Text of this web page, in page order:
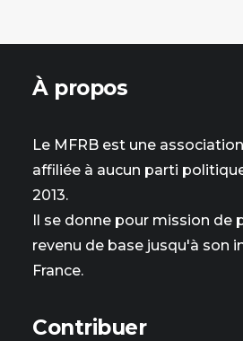
À propos
Le MFRB est une
affiliée à aucun parti
2013.
Il se donne pour mission de
revenu de base jusqu'à son
France.
Contribuer